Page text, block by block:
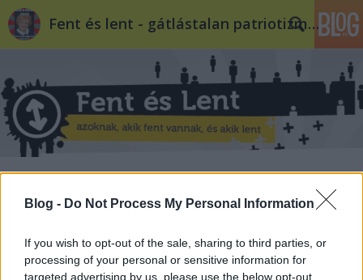
Blog - Do Not Process My Personal Information
If you wish to opt-out of the sale, sharing to third parties, or
processing of your personal or sensitive information for
targeted advertising by us, please use the below opt-out
Fent és lent - gátlástalan patriotizmus
Szólások XXXIV.